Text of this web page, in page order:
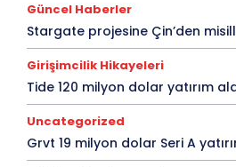
Güncel Haberler
Stargate projesine Çin’den
Girişimcilik Hikayeleri
Tide 120 milyon dolar yatırım
Uncategorized
Grvt 19 milyon dolar Seri A